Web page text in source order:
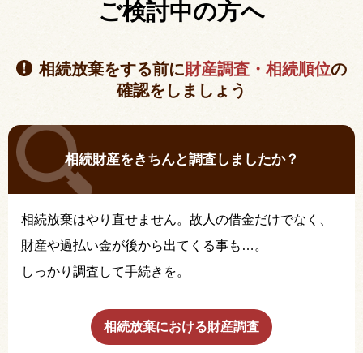
ご検討中の方へ
相続放棄をする前に財産調査・相続順位の
確認をしましょう
相続財産をきちんと調査しましたか？
相続放棄はやり直せません。故人の借金だけでなく、
財産や過払い金が後から出てくる事も…。
しっかり調査して手続きを。
相続放棄における財産調査